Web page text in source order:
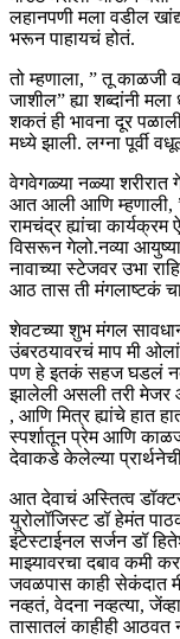
लहानपणी मला वडील
भरून पाहायचं होतं.
तो म्हणाला, ” तू काळजी
जाशील” ह्या शब्दांनी
शकतं ही भावना दूर
मध्ये झाली. लग्ना पूर्वी
वेगवेगळ्या नळ्या शरीरात
आत आली आणि म्हणाली, ”
रामचंद्र ह्यांचा कार्यक्रम
विसरून गेलो.नव्या
नावाच्या स्टेजवर उभा
आठ तास ती मंगलाष्टकं
शेवटच्या शुभ मंगल
उंबरठयावरचं माप मी
पण हे इतकं सहज घडलं
झालेली असली तरी मेजर
, आणि मित्र ह्यांचे हात
स्पर्शातून प्रेम आणि
देवाकडे केलेल्या
आत देवाचं अस्तित्व
युरोलॉजिस्ट डॉ हेमंत
इंटेस्टाईनल सर्जन डॉ
माझ्यावरचा दबाव कमी
जवळपास काही सेकंदात
नव्हतं, वेदना नव्हत्या,
तासातलं काहीही आठवत